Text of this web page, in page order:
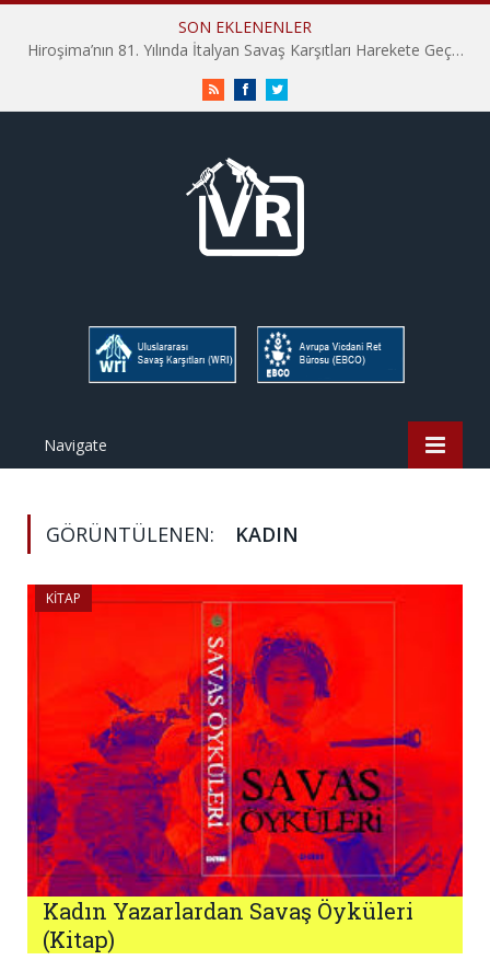
SON EKLENENLER
Hiroşima’nın 81. Yılında İtalyan Savaş Karşıtları Harekete Geçti: “Hatırlamak yeterli değil”
RSS FacebookTwitter
Navigate
GÖRÜNTÜLENEN: KADIN
KITAP
Kadın Yazarlardan Savaş Öyküleri
(Kitap)